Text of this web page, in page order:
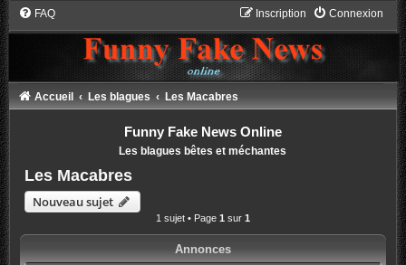
FAQ Connexion
Inscription
Accueil Les blagues Les Macabres
Funny Fake News Online
Les blagues bêtes et méchantes
Les Macabres
Nouveau sujet
1 sujet • Page 1 sur 1
Annonces